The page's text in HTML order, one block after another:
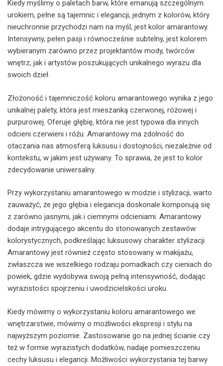
Kiedy myślimy o paletach barw, które emanują szczególnym
urokiem, pełne są tajemnic i elegancji, jednym z kolorów, który
nieuchronnie przychodzi nam na myśl, jest kolor amarantowy.
Intensywny, pełen pasji i równocześnie subtelny, jest kolorem
wybieranym zarówno przez projektantów mody, twórców
wnętrz, jak i artystów poszukujących unikalnego wyrazu dla
swoich dzieł.
Złożoność i tajemniczość koloru amarantowego wynika z jego
unikalnej palety, która jest mieszanką czerwonej, różowej i
purpurowej. Oferuje głębię, która nie jest typowa dla innych
odcieni czerwieni i różu. Amarantowy ma zdolność do
otaczania nas atmosferą luksusu i dostojności, niezależnie od
kontekstu, w jakim jest używany. To sprawia, że jest to kolor
zdecydowanie uniwersalny.
Przy wykorzystaniu amarantowego w modzie i stylizacji, warto
zauważyć, że jego głębia i elegancja doskonale komponują się
z zarówno jasnymi, jak i ciemnymi odcieniami. Amarantowy
dodaje intrygującego akcentu do stonowanych zestawów
kolorystycznych, podkreślając luksusowy charakter stylizacji.
Amarantowy jest również często stosowany w makijażu,
zwłaszcza we wszelkiego rodzaju pomadkach czy cieniach do
powiek, gdzie wydobywa swoją pełną intensywność, dodając
wyrazistości spojrzeniu i uwodzicielskości uroku.
Kiedy mówimy o wykorzystaniu koloru amarantowego we
wnętrzarstwie, mówimy o możliwości ekspresji i stylu na
najwyższym poziomie. Zastosowanie go na jednej ścianie czy
też w formie wyrazistych dodatków, nadaje pomieszczeniu
cechy luksusu i elegancji. Możliwości wykorzystania tej barwy